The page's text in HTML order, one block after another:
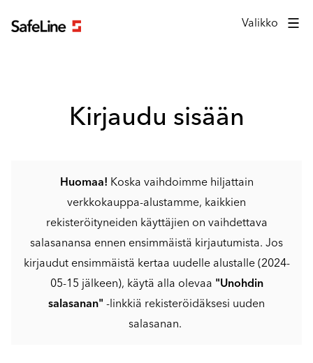
Valikko
Kirjaudu sisään
Huomaa! Koska vaihdoimme hiljattain
verkkokauppa-alustamme, kaikkien
rekisteröityneiden käyttäjien on vaihdettava
salasanansa ennen ensimmäistä kirjautumista. Jos
kirjaudut ensimmäistä kertaa uudelle alustalle (2024-
05-15 jälkeen), käytä alla olevaa "Unohdin
salasanan" -linkkiä rekisteröidäksesi uuden
salasanan.
Kirjautumislomake